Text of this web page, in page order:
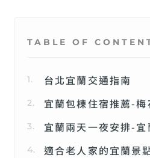
TABLE OF
台北宜蘭交通指南
宜蘭包棟住宿推薦-
宜蘭兩天一夜安排-宜
適合老人家的宜蘭景